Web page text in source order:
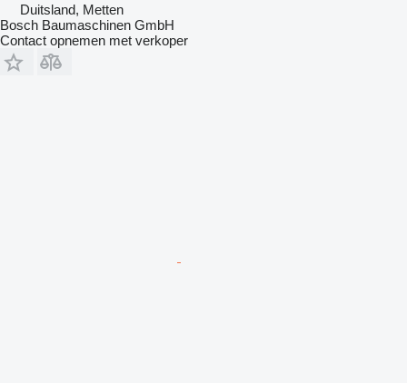
Duitsland, Metten
Bosch Baumaschinen GmbH
Contact opnemen met verkoper